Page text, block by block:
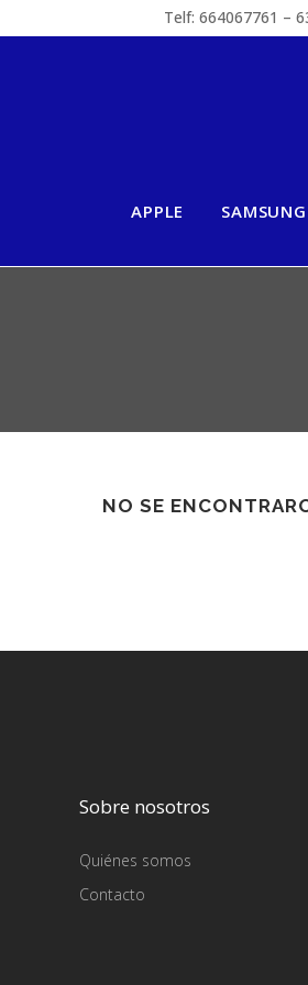
Telf: 664067761 –
APPLE SAMSUNG
NO SE
Sobre nosotros
Quiénes somos
Contacto